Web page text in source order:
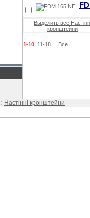
Выделить все
кронштейни
1-10 11-18 Все
Настінні кронштейни